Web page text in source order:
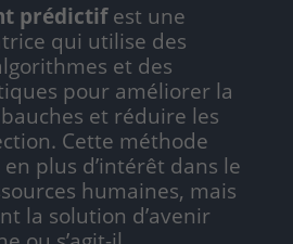
prédictifest une
qui utilise des
et des
pour améliorer la
et réduire les
Cette méthode
plus d’intérêt dans le
humaines, mais
la solution d’avenir